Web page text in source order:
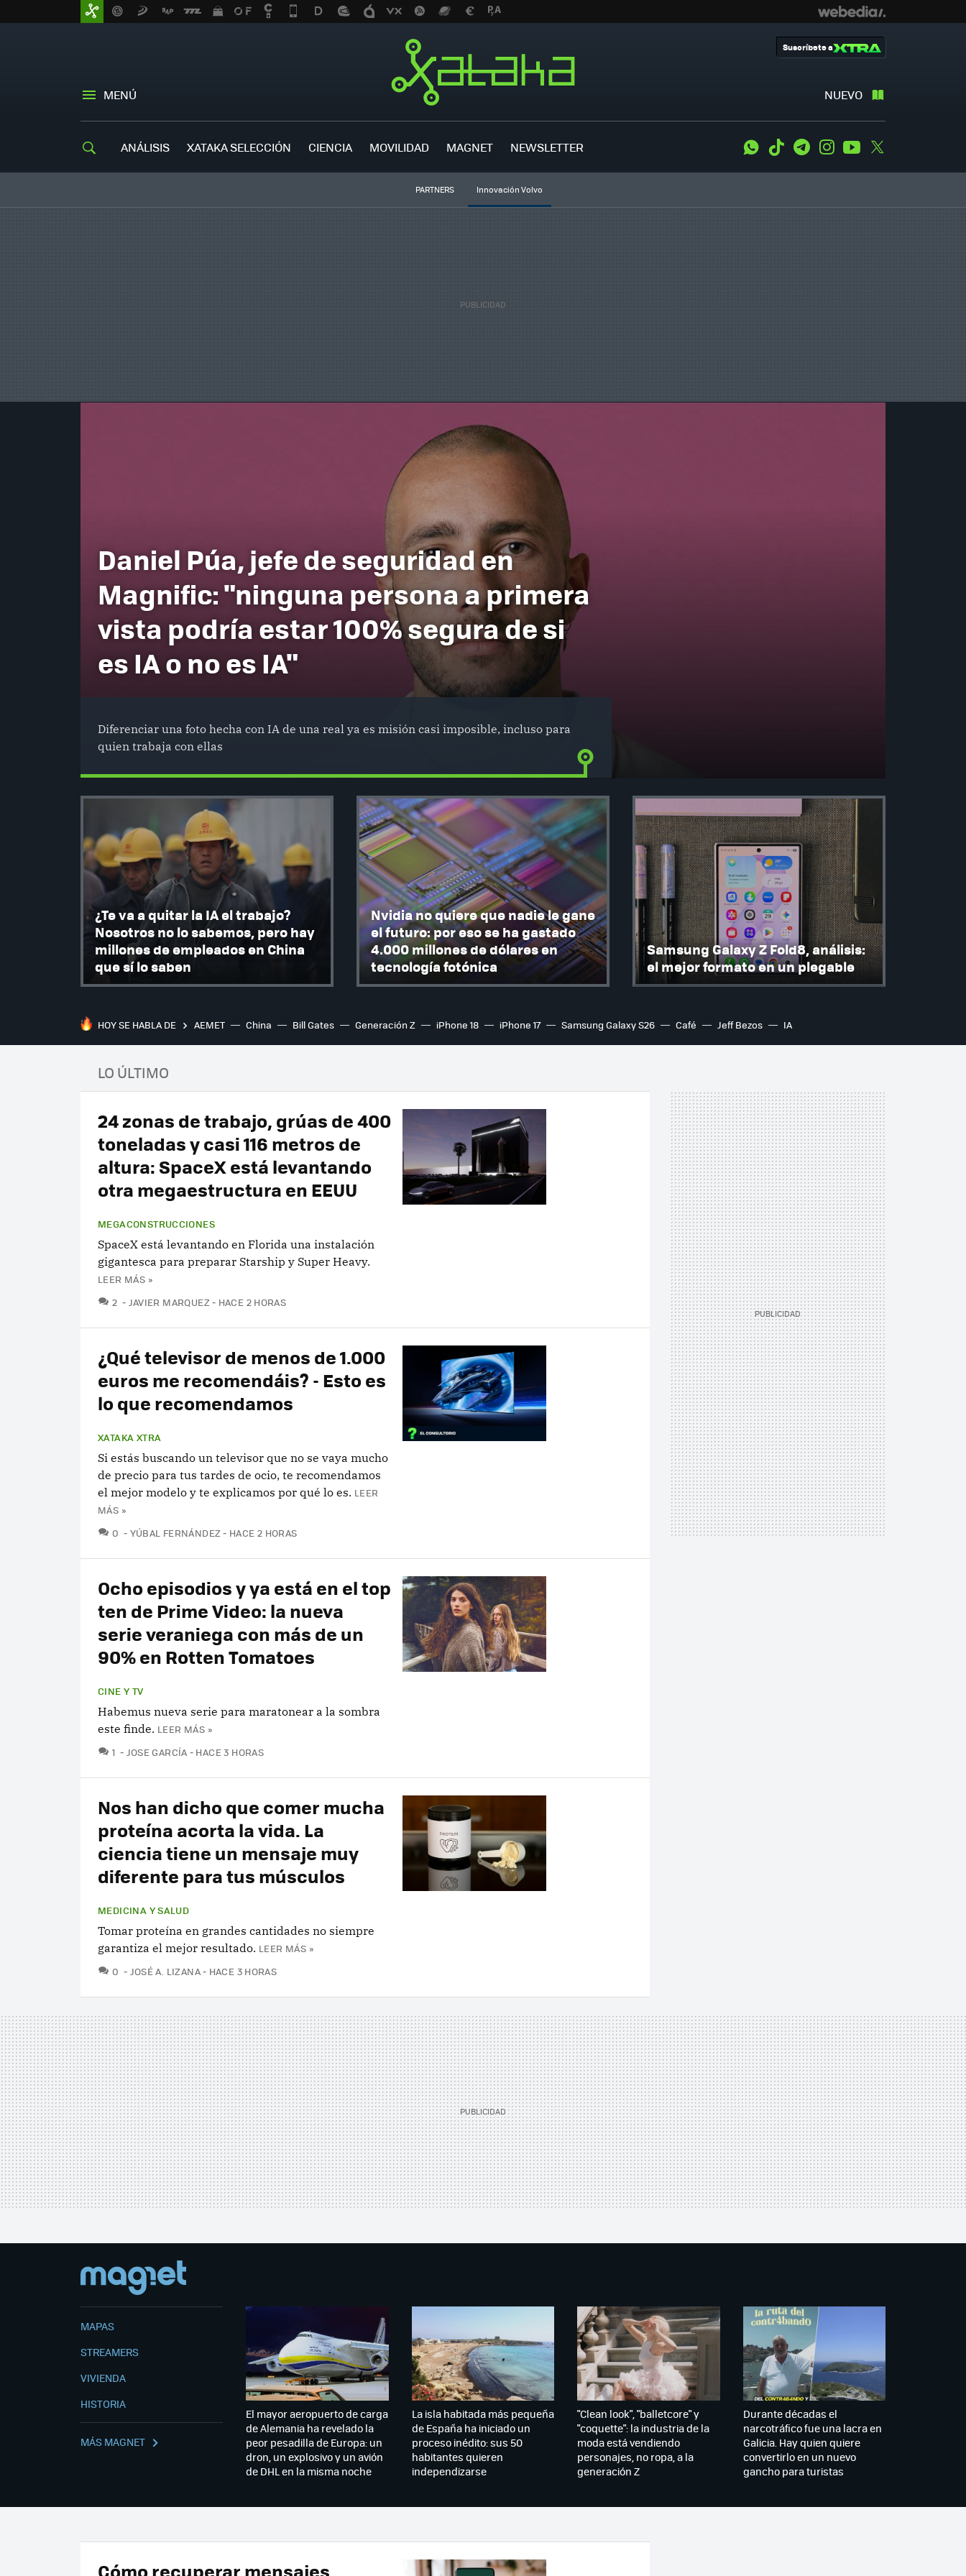
MENÚ NUEVO
Suscríbete a
ANÁLISIS XATAKA SELECCIÓN CIENCIA MOVILIDAD MAGNET NEWSLETTER WhatsApp
Tiktok TelegramInstagramYoutube
PARTNERS Innovación Volvo
Daniel Púa, jefe de seguridad en
Magnific: "ninguna persona a primera
vista podría estar 100% segura de si
es IA o no es IA"
Diferenciar una foto hecha con IA de una real ya es misión casi imposible, incluso para
quien trabaja con ellas
¿Te va a quitar la IA el trabajo?
Nosotros no lo sabemos, pero hay
millones de empleados en China
que sí lo saben
Nvidia no quiere que nadie le gane
el futuro: por eso se ha gastado
4.000 millones de dólares en
tecnología fotónica
Samsung Galaxy Z Fold8, análisis:
el mejor formato en un plegable
HOY SE HABLA DE AEMET China Bill Gates Generación Z iPhone 18 iPhone 17 Samsung Galaxy S26 Café Jeff Bezos IA
LO ÚLTIMO
24 zonas de trabajo, grúas de 400
toneladas y casi 116 metros de
altura: SpaceX está levantando
otra megaestructura en EEUU
MEGACONSTRUCCIONES
SpaceX está levantando en Florida una instalación
gigantesca para preparar Starship y Super Heavy.
LEER MÁS »
2 COMENTARIOS
JAVIER MARQUEZ HACE 2 HORAS
¿Qué televisor de menos de 1.000
euros me recomendáis? - Esto es
lo que recomendamos
XATAKA XTRA
Si estás buscando un televisor que no se vaya mucho
de precio para tus tardes de ocio, te recomendamos
el mejor modelo y te explicamos por qué lo es. LEER
MÁS »
0 COMENTARIOS
YÚBAL FERNÁNDEZ HACE 2 HORAS
Ocho episodios y ya está en el top
ten de Prime Video: la nueva
serie veraniega con más de un
90% en Rotten Tomatoes
CINE Y TV
Habemus nueva serie para maratonear a la sombra
este finde. LEER MÁS »
1 COMENTARIOS
JOSE GARCÍA HACE 3 HORAS
Nos han dicho que comer mucha
proteína acorta la vida. La
ciencia tiene un mensaje muy
diferente para tus músculos
MEDICINA Y SALUD
Tomar proteína en grandes cantidades no siempre
garantiza el mejor resultado. LEER MÁS »
0 COMENTARIOS
JOSÉ A. LIZANA HACE 3 HORAS
MAPAS
STREAMERS
VIVIENDA
HISTORIA
MÁS MAGNET
El mayor aeropuerto de carga
de Alemania ha revelado la
peor pesadilla de Europa: un
dron, un explosivo y un avión
de DHL en la misma noche
La isla habitada más pequeña
de España ha iniciado un
proceso inédito: sus 50
habitantes quieren
independizarse
"Clean look", "balletcore" y
"coquette": la industria de la
moda está vendiendo
personajes, no ropa, a la
generación Z
Durante décadas el
narcotráfico fue una lacra en
Galicia. Hay quien quiere
convertirlo en un nuevo
gancho para turistas